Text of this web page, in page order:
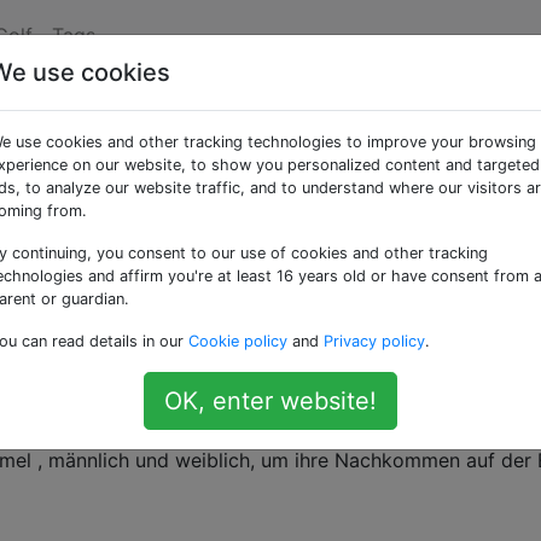
Tags
von Noah
aber hier eine kurze Zusammenfassung: Noah
männlich und weiblich, um während einer großen
Zitat aus der Bibel lautet:
sauberem Tier mitnehmen, das Männchen und seinen
unreinem Tier, das Männchen und seinen Gefährten und
, männlich und weiblich, um ihre Nachkommen auf der
use cookies
use cookies and other tracking technologies to improve your browsing
on our website, to show you personalized content and targeted
to analyze our website traffic, and to understand where our visitors
from.
continuing, you consent to our use of cookies and other tracking
and affirm you're at least 16 years old or have consent from a
or guardian.
can read details in our Cookie policy and Privacy policy.
OK, enter website!